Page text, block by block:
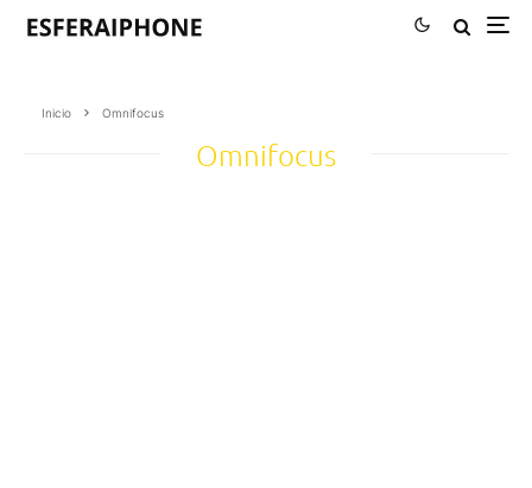
Inicio Omnifocus
Omnifocus